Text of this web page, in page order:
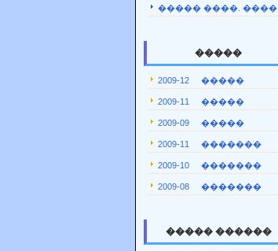
����� ����. ����.
�����
2009-12 �����
2009-11 �����
2009-09 �����
2009-11 �������
2009-10 �������
2009-08 �������
����� ������